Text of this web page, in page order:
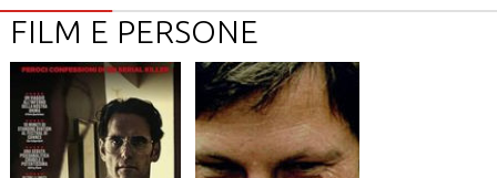
FILM E PERSONE